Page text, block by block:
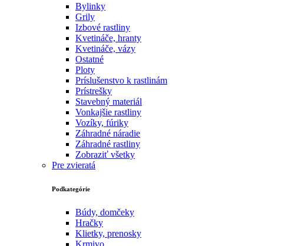
Bylinky
Grily
Izbové rastliny
Kvetináče, hranty
Kvetináče, vázy
Ostatné
Ploty
Príslušenstvo k rastlinám
Prístrešky
Stavebný materiál
Vonkajšie rastliny
Vozíky, fúriky
Záhradné náradie
Záhradné rastliny
Zobraziť všetky
Pre zvieratá
Podkategórie
Búdy, domčeky
Hračky
Klietky, prenosky
Krmivo